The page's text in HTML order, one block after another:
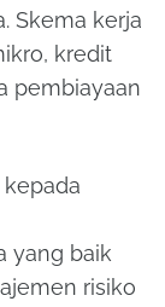
Skema kerja
kredit
pembiayaan
yang baik
risiko